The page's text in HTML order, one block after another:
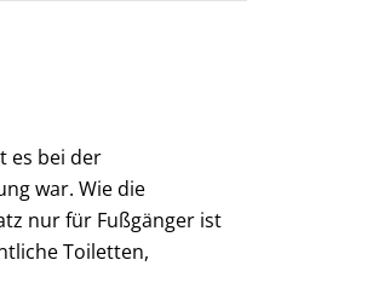
es bei der
war. Wie die
nur für Fußgänger ist
Toiletten,